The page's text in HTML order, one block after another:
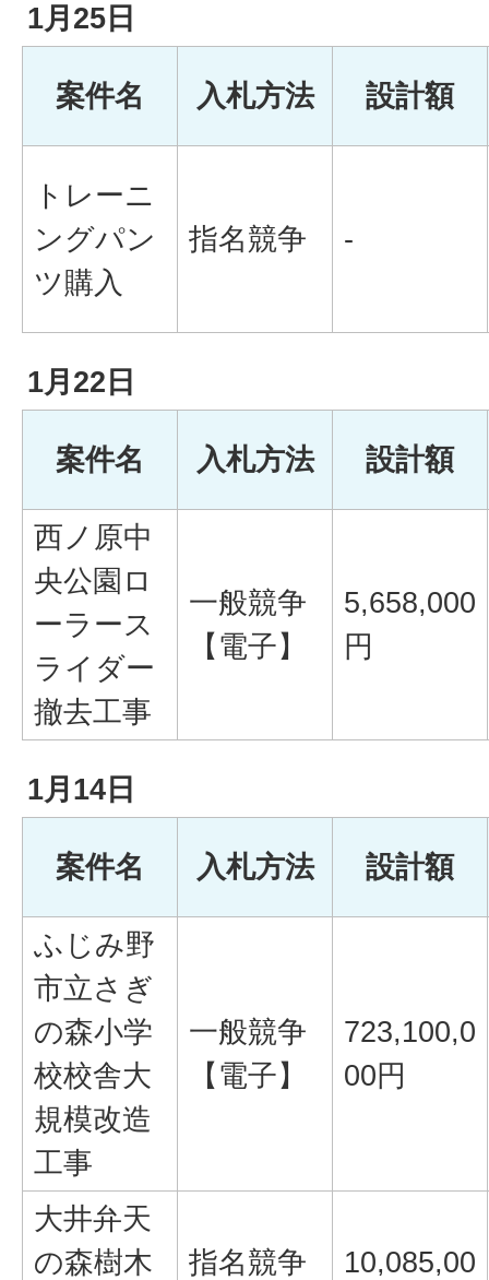
1月25日
案件名 入札方法 設計額
トレーニ
ングパン
ツ購入
指名競争 -
1月22日
案件名 入札方法 設計額
西ノ原中
央公園ロ
ーラース
ライダー
撤去工事
一般競争
【電子】
5,658,000
円
1月14日
案件名 入札方法 設計額
ふじみ野
市立さぎ
の森小学
校校舎大
規模改造
工事
一般競争
【電子】
723,100,0
00円
大井弁天
の森樹木
指名競争
10,085,00